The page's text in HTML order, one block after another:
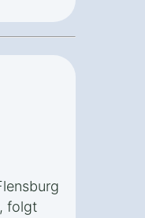
folgt